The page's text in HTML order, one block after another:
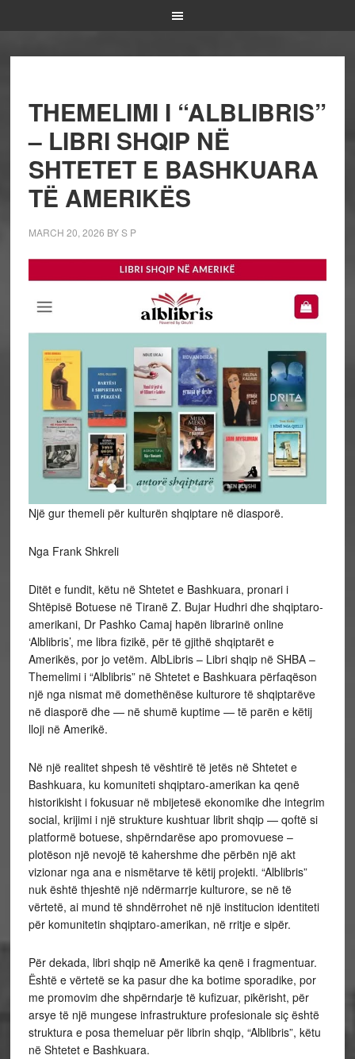
THEMELIMI I “ALBLIBRIS”
– LIBRI SHQIP NË
SHTETET E BASHKUARA
TË AMERIKËS
MARCH 20, 2026 BYS P
Një gur themeli për kulturën shqiptare në diasporë.
Nga Frank Shkreli
Ditët e fundit, këtu në Shtetet e Bashkuara, pronari i
Shtëpisë Botuese në Tiranë Z. Bujar Hudhri dhe shqiptaro-
amerikani, Dr Pashko Camaj hapën librarinë online
‘Alblibris’, me libra fizikë, për të gjithë shqiptarët e
Amerikës, por jo vetëm. AlbLibris – Libri shqip në SHBA –
Themelimi i “Alblibris” në Shtetet e Bashkuara përfaqëson
një nga nismat më domethënëse kulturore të shqiptarëve
në diasporë dhe — në shumë kuptime — të parën e këtij
lloji në Amerikë.
Në një realitet shpesh të vështirë të jetës në Shtetet e
Bashkuara, ku komuniteti shqiptaro-amerikan ka qenë
historikisht i fokusuar në mbijetesë ekonomike dhe integrim
social, krijimi i një strukture kushtuar librit shqip — qoftë si
platformë botuese, shpërndarëse apo promovuese –
plotëson një nevojë të kahershme dhe përbën një akt
vizionar nga ana e nismëtarve të këtij projekti. “Alblibris”
nuk është thjeshtë një ndërmarrje kulturore, se në të
vërtetë, ai mund të shndërrohet në një institucion identiteti
për komunitetin shqiptaro-amerikan, në rritje e sipër.
Për dekada, libri shqip në Amerikë ka qenë i fragmentuar.
Është e vërtetë se ka pasur dhe ka botime sporadike, por
me promovim dhe shpërndarje të kufizuar, pikërisht, për
arsye të një mungese infrastrukture profesionale siç është
struktura e posa themeluar për librin shqip, “Alblibris”, këtu
në Shtetet e Bashkuara.